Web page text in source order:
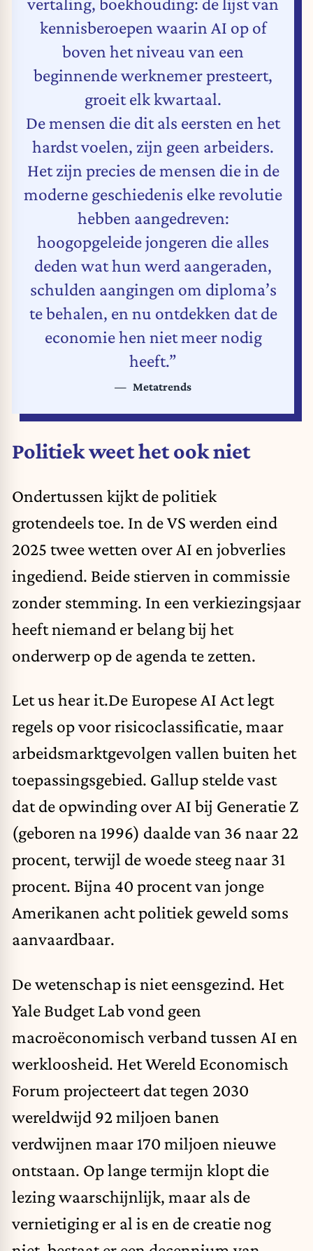
kennisberoepen waarin AI op of
boven het niveau van een
beginnende werknemer presteert,
groeit elk kwartaal.
De mensen die dit als eersten en het
hardst voelen, zijn geen arbeiders.
Het zijn precies de mensen die in de
moderne geschiedenis elke revolutie
hebben aangedreven:
hoogopgeleide jongeren die alles
deden wat hun werd aangeraden,
schulden aangingen om diploma’s
te behalen, en nu ontdekken dat de
economie hen niet meer nodig
heeft.”
Metatrends
Politiek weet het ook niet
Ondertussen kijkt de politiek
grotendeels toe. In de VS werden eind
2025 twee wetten over AI en jobverlies
ingediend. Beide stierven in commissie
zonder stemming. In een verkiezingsjaar
heeft niemand er belang bij het
onderwerp op de agenda te zetten.
Let us hear it.De Europese AI Act legt
regels op voor risicoclassificatie, maar
arbeidsmarktgevolgen vallen buiten het
toepassingsgebied. Gallup stelde vast
datde opwinding over AI bij Generatie Z
(geboren na 1996) daalde van 36 naar 22
procent, terwijl de woede steeg naar 31
procent. Bijna 40 procent van jonge
Amerikanen acht politiek geweld soms
aanvaardbaar.
De wetenschap is niet eensgezind. Het
Yale Budget Lab vond geen
macroëconomisch verband tussen AI en
werkloosheid. Het Wereld Economisch
Forum projecteert dat tegen 2030
wereldwijd 92 miljoen banen
verdwijnen maar 170 miljoen nieuwe
ontstaan. Op lange termijn klopt die
lezing waarschijnlijk, maar als de
vernietiging er al is en de creatie nog